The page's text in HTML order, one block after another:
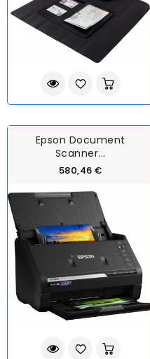
Epson Document
Scanner...
580,46 €